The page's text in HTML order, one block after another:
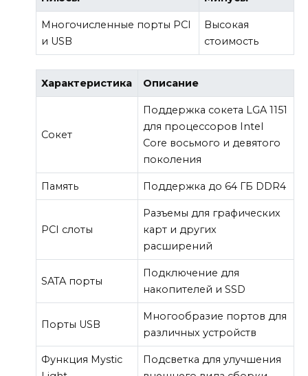
Многочисленные порты PCI
и USB
Высокая
стоимость
Характеристика Описание
Сокет
Поддержка сокета LGA 1151
для процессоров Intel
Core восьмого и девятого
поколения
Память Поддержка до 64 ГБ DDR4
PCI слоты
Разъемы для графических
карт и других
расширений
SATA порты
Подключение для
накопителей и SSD
Порты USB
Многообразие портов для
различных устройств
Функция Mystic
Подсветка для улучшения